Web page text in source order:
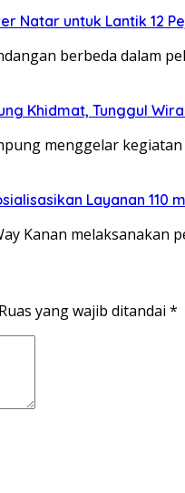
Natar untuk Lantik 12
berbeda dalam
Khidmat, Tunggul
menggelar
Layanan 110
Kanan melaksanakan
Ruas yang wajib ditandai *